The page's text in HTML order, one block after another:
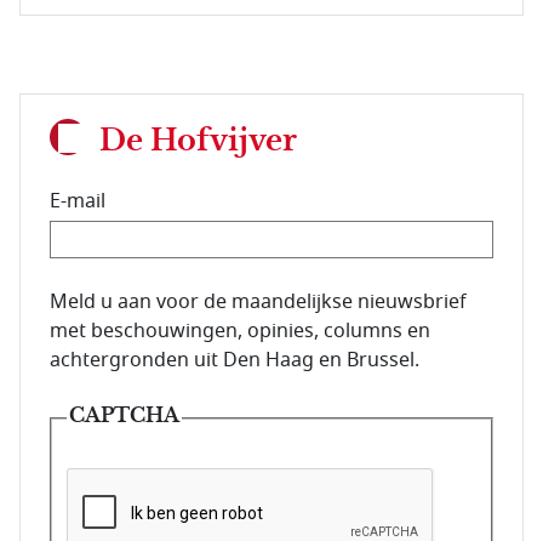
De Hofvijver
E-mail
E-mailadres van de abonnee.
Meld u aan voor de maandelijkse nieuwsbrief
met beschouwingen, opinies, columns en
achtergronden uit Den Haag en Brussel.
CAPTCHA